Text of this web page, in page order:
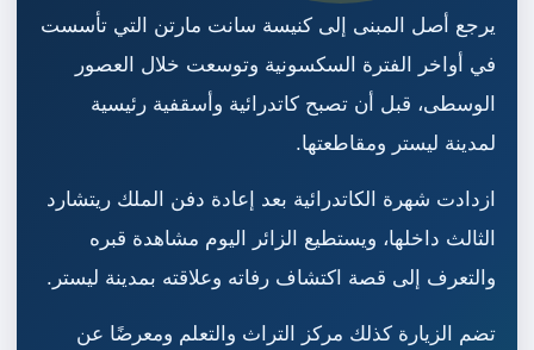
يرجع أصل المبنى إلى كنيسة سانت مارتن التي تأسست
في أواخر الفترة السكسونية وتوسعت خلال العصور
الوسطى، قبل أن تصبح كاتدرائية وأسقفية رئيسية
لمدينة ليستر ومقاطعتها.
ازدادت شهرة الكاتدرائية بعد إعادة دفن الملك ريتشارد
الثالث داخلها، ويستطيع الزائر اليوم مشاهدة قبره
والتعرف إلى قصة اكتشاف رفاته وعلاقته بمدينة ليستر.
تضم الزيارة كذلك مركز التراث والتعلم ومعرضًا عن